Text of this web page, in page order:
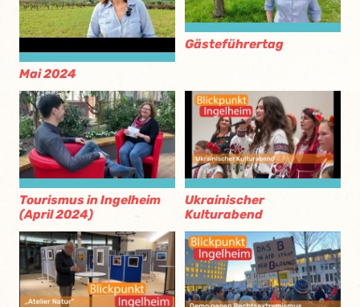
Mai 2024
Gästeführertag
Tourismus in Ingelheim
(April 2024)
Ukrainischer
Kulturabend